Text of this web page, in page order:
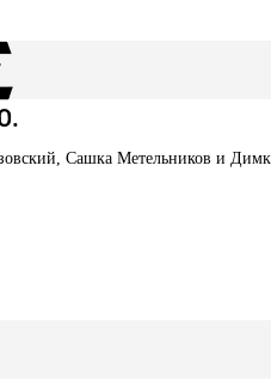
Сашка Метельников и